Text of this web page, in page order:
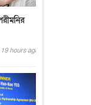
19 hours ago